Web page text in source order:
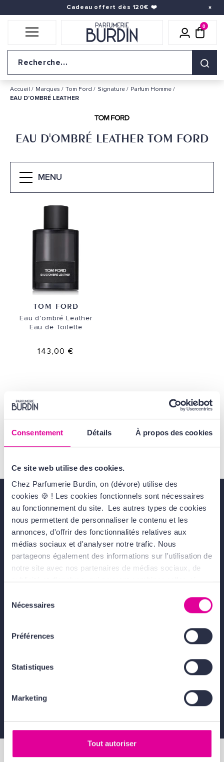
Consentement Détails À propos des cookies
Ce site web utilise des cookies.
Chez Parfumerie Burdin, on (dévore) utilise des
cookies 🍪 ! Les cookies fonctionnels sont nécessaires
au fonctionnement du site. Les autres types de cookies
nous permettent de personnaliser le contenu et les
annonces, d'offrir des fonctionnalités relatives aux
médias sociaux et d'analyser notre trafic. Nous
partageons également des informations sur l'utilisation de
notre site avec nos partenaires de médias sociaux, de
publicité et d'analyse, qui peuvent combiner celles-ci
ou qu'ils ont collectées lors de votre utilisation de leurs
services. Tout ça, pour vous offrir une expérience au top
l'ensemble des cookies de notre site ainsi que ceux de
nosConditions Générales d'Utilisation
Nécessaires
Préférences
Statistiques
Marketing
Tout autoriser
Accueil Marques Tom Ford Signature
Parfum Homme
EAU D'OMBRÉ LEATHER
EAU D'OMBRÉ LEATHER TOM FORD
MENU
TOM FORD
Eau d'ombré Leather
Eau de Toilette
143,00 €
Parfumerie Burdin est distributeur agréé de la marque Tom Ford.
Pour contacter la marque, envoyez un email à :
Livraison gratuite dès 49€
Cadeau offert dès 120€ ❤️
Icône
0